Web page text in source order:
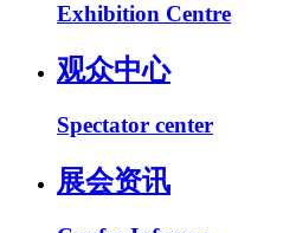
Exhibition Centre
观众中心
Spectator center
展会资讯